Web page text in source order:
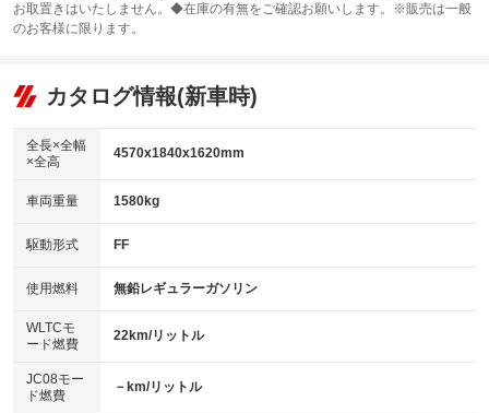
サンルーフ
：装備なし ABS
リフトアップ
：装備なし
：装備なし
パワーウィンドウ
アイドリングストップ
：装備あり
USB入力端子
：装備あり
100V電源
：装備なし
センターデフロック
：装備なし
電動格納ミラー
：装備あり
TV：フルセグ
：装備あり
ビジュアル
：装備なし
：装備あり
革シート
キーレス
HID(キセノンライト)
：装備なし
バックカメラ
：装備あり
エアロ
：装備なし
：装備なし
パワーシート
お取置きはいたしません。◆在庫の有無をご確認お願いします。※販売は一般
のお客様に限ります。
カタログ情報(新車時)
全長×全幅
×全高
4570x1840x1620mm
車両重量 1580kg
駆動形式 FF
使用燃料 無鉛レギュラーガソリン
WLTCモ
ード燃費
22km/リットル
JC08モー
ド燃費
－km/リットル